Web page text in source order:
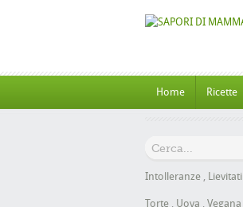
Home Ricette
Intolleranze , Lievitati
Torte , Uova , Vegana